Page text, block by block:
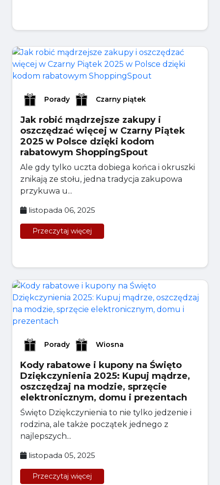
Porady Czarny piątek
Jak robić mądrzejsze zakupy i
oszczędzać więcej w Czarny Piątek
2025 w Polsce dzięki kodom
rabatowym ShoppingSpout
Ale gdy tylko uczta dobiega końca i okruszki
znikają ze stołu, jedna tradycja zakupowa
przykuwa u...
listopada 06, 2025
Przeczytaj więcej
Porady Wiosna
Kody rabatowe i kupony na Święto
Dziękczynienia 2025: Kupuj mądrze,
oszczędzaj na modzie, sprzęcie
elektronicznym, domu i prezentach
Święto Dziękczynienia to nie tylko jedzenie i
rodzina, ale także początek jednego z
najlepszych...
listopada 05, 2025
Przeczytaj więcej